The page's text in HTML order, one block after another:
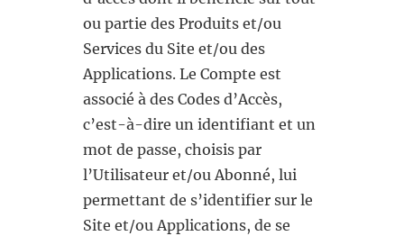
ou partie des Produits et/ou
Services du Site et/ou des
Applications. Le Compte est
associé à des Codes d’Accès,
c’est-à-dire un identifiant et un
mot de passe, choisis par
l’Utilisateur et/ou Abonné, lui
permettant de s’identifier sur le
Site et/ou Applications, de se